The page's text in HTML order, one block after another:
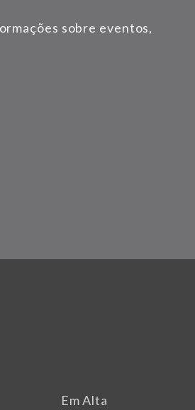
sobre eventos,
Em Alta